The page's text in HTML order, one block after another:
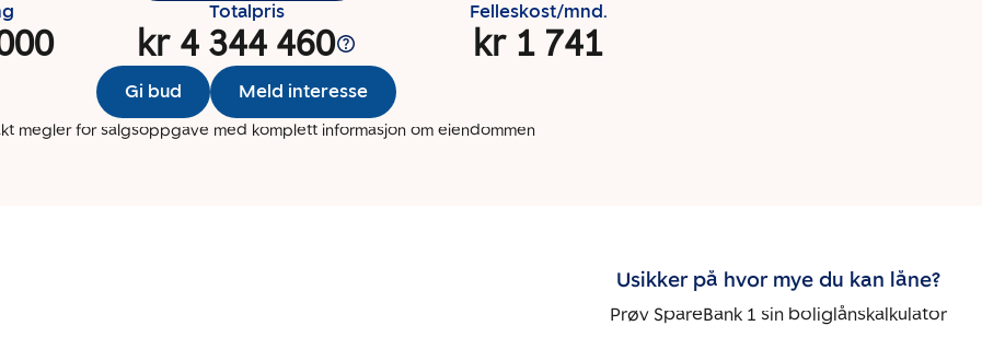
Totalpris
kr 4 344 460
Felleskost/mnd.
kr 1 741
Gi bud Meld interesse
megler for salgsoppgave med komplett informasjon om eiendommen
Usikker på hvor mye du kan låne?
Prøv SpareBank 1 sin boliglånskalkulator